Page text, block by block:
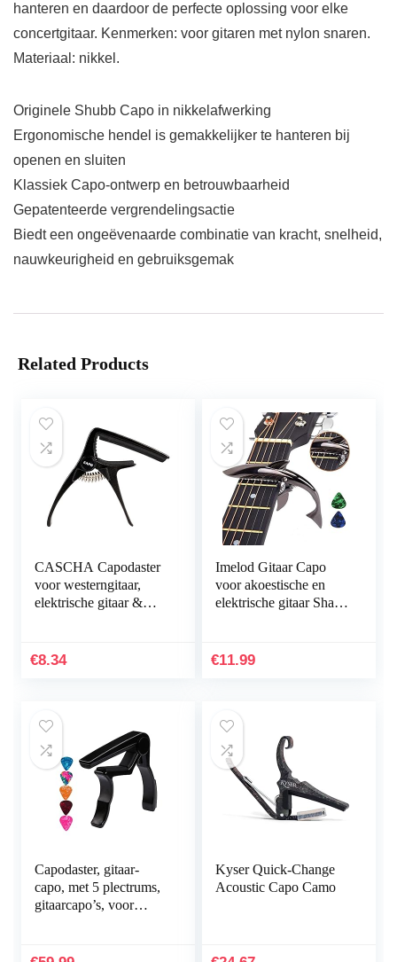
hanteren en daardoor de perfecte oplossing voor elke
concertgitaar. Kenmerken: voor gitaren met nylon snaren.
Materiaal: nikkel.
Originele Shubb Capo in nikkelafwerking
Ergonomische hendel is gemakkelijker te hanteren bij
openen en sluiten
Klassiek Capo-ontwerp en betrouwbaarheid
Gepatenteerde vergrendelingsactie
Biedt een ongeëvenaarde combinatie van kracht, snelheid,
nauwkeurigheid en gebruiksgemak
Related Products
CASCHA Capodaster
voor westerngitaar,
elektrische gitaar &
gitaarclip,
€8.34
Imelod Gitaar Capo
voor akoestische en
elektrische gitaar Shark
goed handgevoel, geen
€11.99
Capodaster, gitaar-
capo, met 5 plectrums,
gitaarcapo’s, voor
ukelele
Kyser Quick-Change
Acoustic Capo Camo